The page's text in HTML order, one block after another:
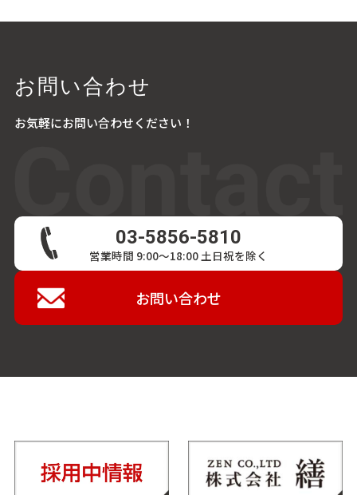
お問い合わせ
お気軽にお問い合わせください！
03-5856-5810
営業時間 9:00〜18:00 土日祝を除く
お問い合わせ